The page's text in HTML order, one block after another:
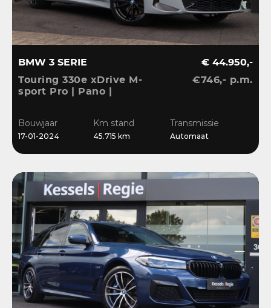
BMW 3 SERIE
Touring 330e xDrive M-
sport Pro | Pano |
Ambient | Sensoren
€ 44.950,-
€746,- p.m.
Bouwjaar
17-01-2024
Km stand
45.715 km
Transmissie
Automaat